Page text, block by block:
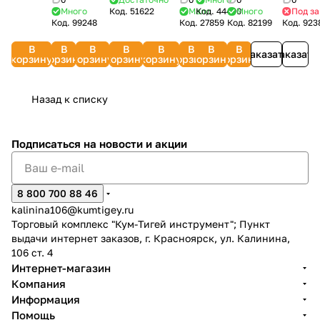
DOMTOK
УТ000301930
В
корзину
перелива
CHAMPION
C1304
Много
Код.99248
В
корзину
тактных
двигателей)
В
корзину
IP54,
1 гн.)
UNIVersal
УТ000007877
Код. 51622
В
корзину
бухта 1
UNIVersal
УТ000007872
В
корзину
117У
Мало
Код. 27859
В
корзину
двигателей
SAE
5W30
(зимнее)
B&S
Код. 44490
В
корзину
SAE30
CHAMPION
952851
Много
Код. 82199
В
корзину
с
крышкой
лейкой)
33626
Заказать
SAE
5W-
30
API
SN/CF
Под
Код.
Заказать
Назад к списку
Подписаться на новости и акции
8 800 700 88 46
kalinina106@kumtigey.ru
Торговый комплекс "Кум-Тигей инструмент"; Пункт
выдачи интернет заказов, г. Красноярск, ул. Калинина,
106 ст. 4
Интернет-магазин
Компания
Информация
Помощь